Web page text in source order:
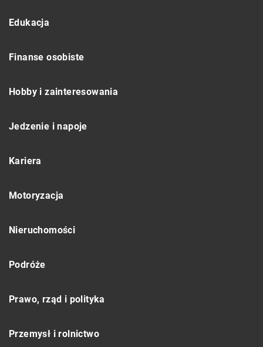
Edukacja
Finanse osobiste
Hobby i zainteresowania
Jedzenie i napoje
Kariera
Motoryzacja
Nieruchomości
Podróże
Prawo, rząd i polityka
Przemysł i rolnictwo